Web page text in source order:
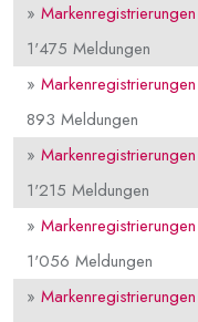
»
1'475 Meldungen
»
893 Meldungen
»
1'215 Meldungen
»
1'056 Meldungen
»